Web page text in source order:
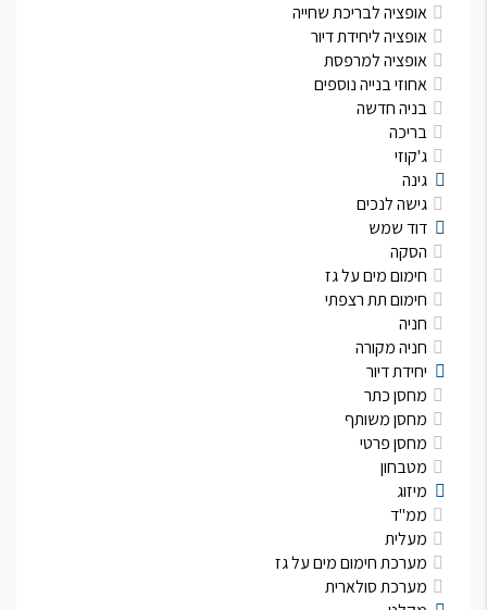
אופציה לבריכת שחייה
אופציה ליחידת דיור
אופציה למרפסת
אחוזי בנייה נוספים
בניה חדשה
בריכה
ג'קוזי
גינה
גישה לנכים
דוד שמש
הסקה
חימום מים על גז
חימום תת רצפתי
חניה
חניה מקורה
יחידת דיור
מחסן כתר
מחסן משותף
מחסן פרטי
מטבחון
מיזוג
ממ"ד
מעלית
מערכת חימום מים על גז
מערכת סולארית